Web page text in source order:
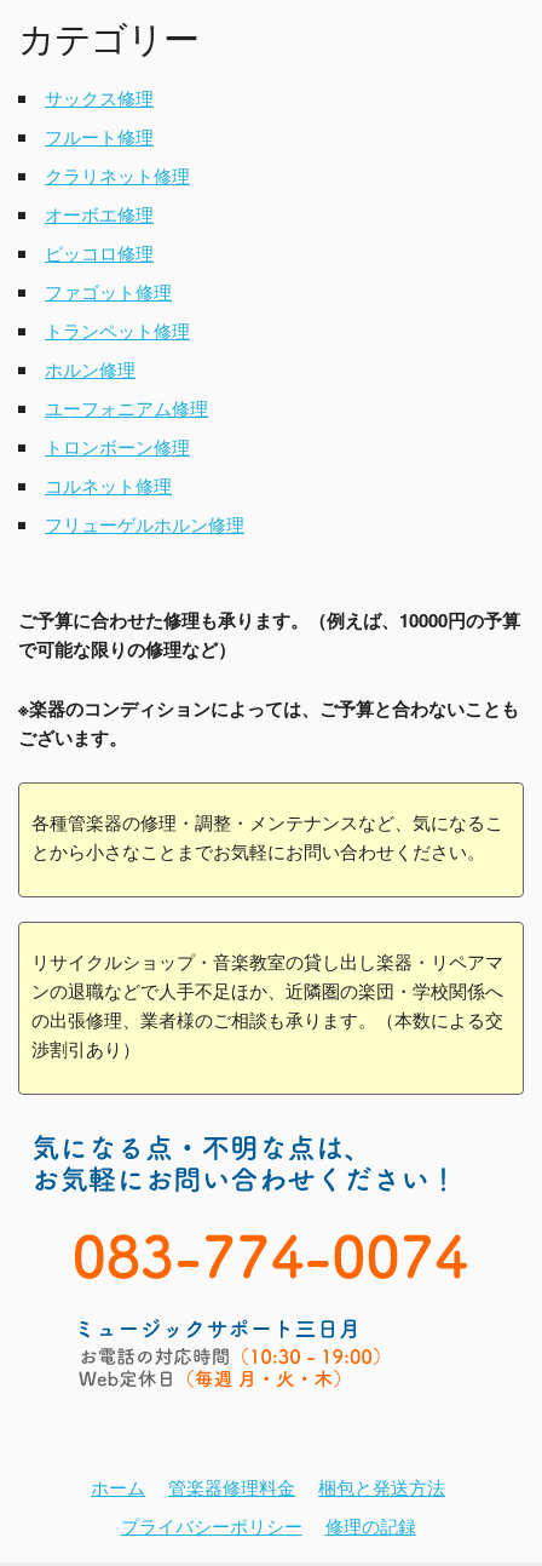
カテゴリー
サックス修理
フルート修理
クラリネット修理
オーボエ修理
ピッコロ修理
ファゴット修理
トランペット修理
ホルン修理
ユーフォニアム修理
トロンボーン修理
コルネット修理
フリューゲルホルン修理
ご予算に合わせた修理も承ります。（例えば、10000円の予算
で可能な限りの修理など）
※楽器のコンディションによっては、ご予算と合わないことも
ございます。
各種管楽器の修理・調整・メンテナンスなど、気になるこ
とから小さなことまでお気軽にお問い合わせください。
リサイクルショップ・音楽教室の貸し出し楽器・リペアマ
ンの退職などで人手不足ほか、近隣圏の楽団・学校関係へ
の出張修理、業者様のご相談も承ります。（本数による交
渉割引あり）
ホーム 管楽器修理料金
梱包と発送方法
プライバシーポリシー
修理の記録